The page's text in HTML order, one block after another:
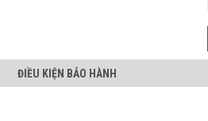
ĐIỀU KIỆN BẢO HÀNH